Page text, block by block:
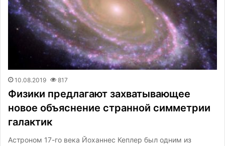
10.08.2019 817
Физики предлагают захватывающее
новое объяснение странной симметрии
галактик
Астроном 17-го века Йоханнес Кеплер был одним из